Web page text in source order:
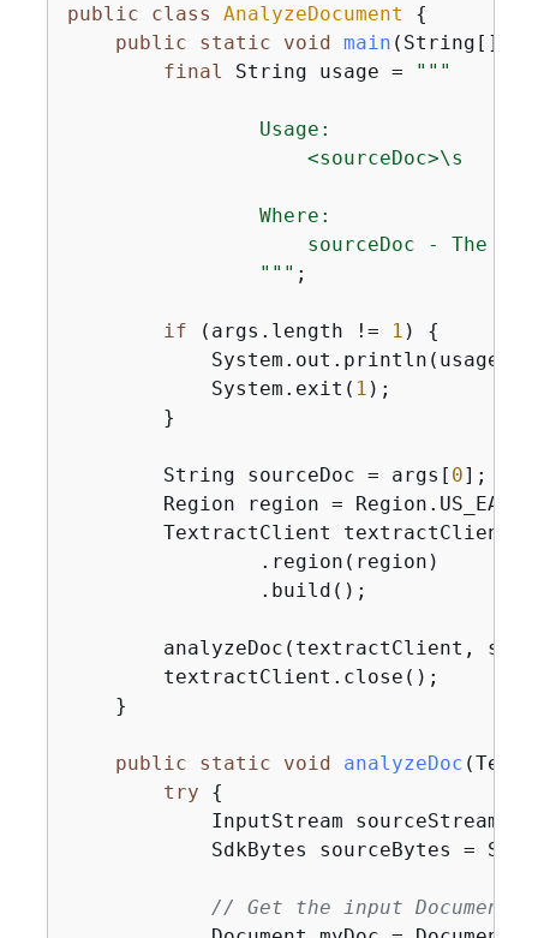
public
class AnalyzeDocument
{
public
static void main (String[]
final
String usage = "" "
                Usage:
                    <sourceDoc>\s
                Where:
sourceDoc - The
                "
"" ;
if (args.length != 1 ) {
            System.out.println(usage);
            System.exit(
1 );
        }
        String sourceDoc = args[
0];
Region region =
TextractClient textractClient
                .region(region)
                .build();
analyzeDoc(textractClient,
        textractClient.close();
    }
public static void analyzeDoc
try
{
            InputStream sourceStream =
SdkBytes sourceBytes =
// Get the input Document